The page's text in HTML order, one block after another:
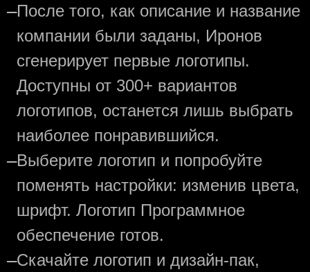
—После того, как описание и название
компании были заданы, Иронов
сгенерирует первые логотипы.
Доступны от 300+ вариантов
логотипов, останется лишь выбрать
наиболее понравившийся.
—Выберите логотип и попробуйте
поменять настройки: изменив цвета,
шрифт. Логотип Программное
обеспечение готов.
—Скачайте логотип и дизайн-пак,